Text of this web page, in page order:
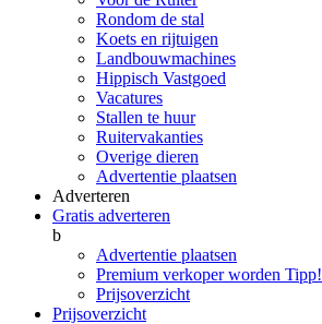
Rondom de stal
Koets en rijtuigen
Landbouwmachines
Hippisch Vastgoed
Vacatures
Stallen te huur
Ruitervakanties
Overige dieren
Advertentie plaatsen
Adverteren
Gratis adverteren
b
Advertentie plaatsen
Premium verkoper worden Tipp!
Prijsoverzicht
Prijsoverzicht